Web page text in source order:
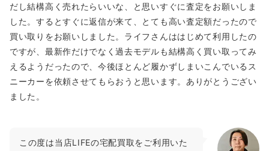
だし結構高く売れたらいいな、と思いすぐに査定をお願いしま
した。するとすぐに返信が来て、とても高い査定額だったので
買い取りをお願いしました。ライフさんははじめて利用したの
ですが、最新作だけでなく過去モデルも結構高く買い取ってみ
えるようだったので、今後ほとんど履かずしまいこんでいるス
ニーカーを依頼させてもらおうと思います。ありがとうござい
ました。
この度は当店LIFEの宅配買取をご利用いた